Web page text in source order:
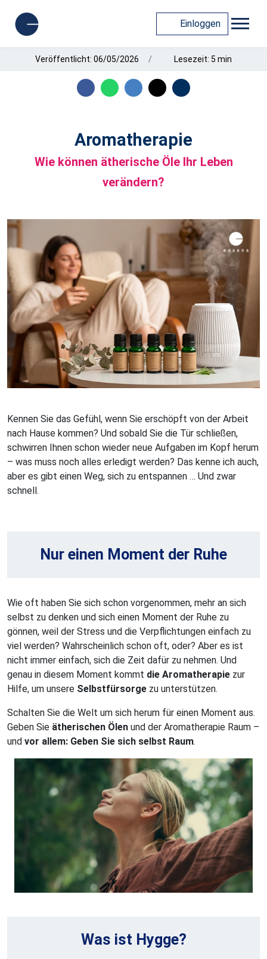
Einloggen
Veröffentlicht: 06/05/2026 Lesezeit: 5 min
Aromatherapie
Wie können ätherische Öle Ihr Leben
verändern?
Kennen Sie das Gefühl, wenn Sie erschöpft von der Arbeit
nach Hause kommen? Und sobald Sie die Tür schließen,
schwirren Ihnen schon wieder neue Aufgaben im Kopf herum
– was muss noch alles erledigt werden? Das kenne ich auch,
aber es gibt einen Weg, sich zu entspannen … Und zwar
schnell.
Nur einen Moment der Ruhe
Wie oft haben Sie sich schon vorgenommen, mehr an sich
selbst zu denken und sich einen Moment der Ruhe zu
gönnen, weil der Stress und die Verpflichtungen einfach zu
viel werden? Wahrscheinlich schon oft, oder? Aber es ist
nicht immer einfach, sich die Zeit dafür zu nehmen. Und
genau in diesem Moment kommt die Aromatherapie zur
Hilfe, um unsere Selbstfürsorge zu unterstützen.
Schalten Sie die Welt um sich herum für einen Moment aus.
Geben Sie ätherischen Ölen und der Aromatherapie Raum –
und vor allem: Geben Sie sich selbst Raum.
Was ist Hygge?